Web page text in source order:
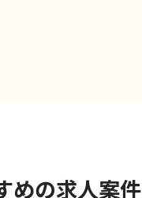
めの求人案件